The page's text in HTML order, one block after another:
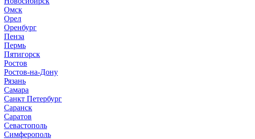
Омск
Орел
Оренбург
Пенза
Пермь
Пятигорск
Ростов
Ростов-на-Дону
Рязань
Самара
Санкт Петербург
Саранск
Саратов
Севастополь
Симферополь